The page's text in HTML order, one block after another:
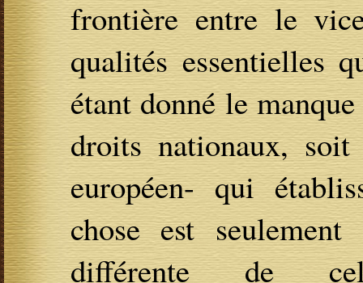
frontière entre le
qualités essentielles
étant donné le
droits nationaux,
européen- qui
chose est
différente de